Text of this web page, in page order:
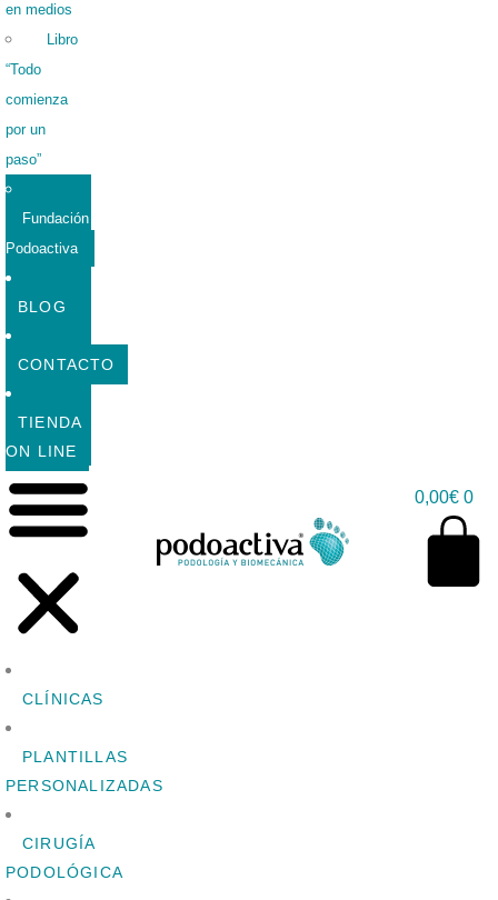
en medios
Libro
“Todo
comienza
por un
paso”
Fundación
Podoactiva
BLOG
CONTACTO
TIENDA
ON LINE
CLÍNICAS
PLANTILLAS
PERSONALIZADAS
CIRUGÍA
PODOLÓGICA
0,00€ 0